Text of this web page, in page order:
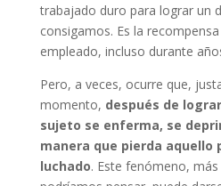
trabajado duro para lograr un
consigamos. Es la
empleado, incluso durante
Pero, a veces, ocurre que,
momento, después de
sujeto se enferma, se
manera que pierda aquello
luchado. Este fenómeno,